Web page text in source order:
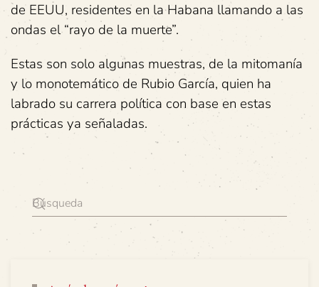
de EEUU, residentes en la Habana llamando a las
ondas el “rayo de la muerte”.
Estas son solo algunas muestras, de la mitomanía
y lo monotemático de Rubio García, quien ha
labrado su carrera política con base en estas
prácticas ya señaladas.